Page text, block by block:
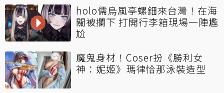
holo儒烏風亭螺鈿來台灣！在海
關被攔下 打開行李箱現場一陣尷
尬
魔鬼身材！Coser扮《勝利女
神：妮姬》瑪律恰那泳裝造型